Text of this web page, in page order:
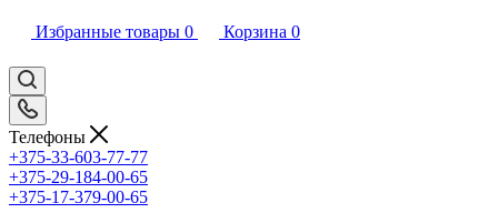
Избранные товары 0 Корзина 0
Телефоны
+375-33-603-77-77
+375-29-184-00-65
+375-17-379-00-65